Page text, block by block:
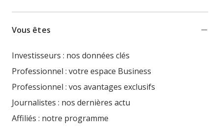
Vous êtes
Investisseurs : nos données clés
Professionnel : votre espace Business
Professionnel : vos avantages exclusifs
Journalistes : nos dernières actu
Affiliés : notre programme